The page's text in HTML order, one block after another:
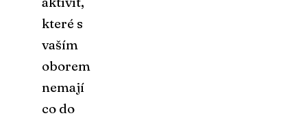
které s
vaším
oborem
nemají
co do